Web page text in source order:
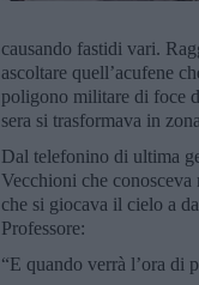
causando fastidi vari.
ascoltare quell’acufene
poligono militare di foce
sera si trasformava in
Dal telefonino di ultima
Vecchioni che conosceva
che si giocava il cielo a
Professore:
“E quando verrà l’ora di